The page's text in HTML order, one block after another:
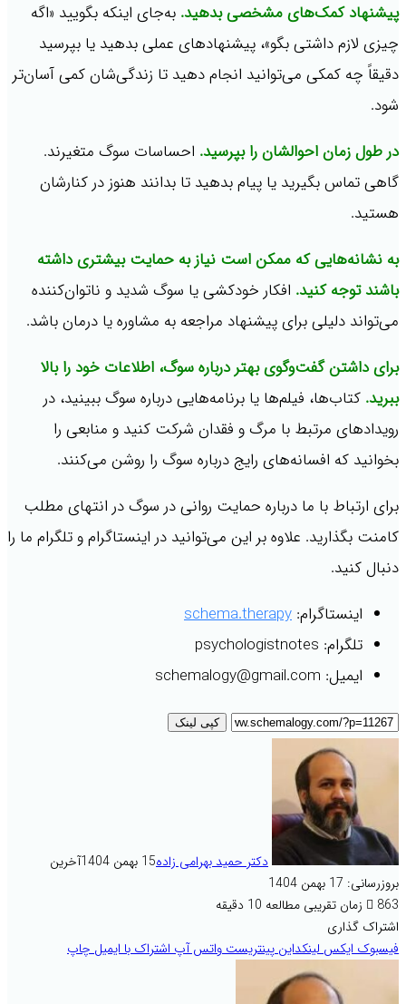
پیشنهاد کمک‌های مشخصی بدهید. به‌جای اینکه بگویید «اگه
چیزی لازم داشتی بگو»، پیشنهادهای عملی بدهید یا بپرسید
دقیقاً چه کمکی می‌توانید انجام دهید تا زندگی‌شان کمی آسان‌تر
شود.
در طول زمان احوالشان را بپرسید. احساسات سوگ متغیرند.
گاهی تماس بگیرید یا پیام بدهید تا بدانند هنوز در کنارشان
هستید.
به نشانه‌هایی که ممکن است نیاز به حمایت بیشتری داشته
باشند توجه کنید. افکار خودکشی یا سوگ شدید و ناتوان‌کننده
می‌تواند دلیلی برای پیشنهاد مراجعه به مشاوره یا درمان باشد.
برای داشتن گفت‌وگوی بهتر درباره سوگ، اطلاعات خود را بالا
ببرید. کتاب‌ها، فیلم‌ها یا برنامه‌هایی درباره سوگ ببینید، در
رویدادهای مرتبط با مرگ و فقدان شرکت کنید و منابعی را
بخوانید که افسانه‌های رایج درباره سوگ را روشن می‌کنند.
برای ارتباط با ما درباره حمایت روانی در سوگ در انتهای مطلب
کامنت بگذارید. علاوه بر این می‌توانید در اینستاگرام و تلگرام ما را
دنبال کنید.
اینستاگرام: schema.therapy
تلگرام: psychologistnotes
ایمیل: schemalogy@gmail.com
کپی لینک
دکتر حمید بهرامی زاده15 بهمن 1404
آخرین
بروزرسانی: 17 بهمن 1404
863
زمان تقریبی مطالعه 10 دقیقه
اشتراک گذاری
فیسبوکایکس لینکداین پینتریستواتس آپاشتراک با ایمیل چاپ